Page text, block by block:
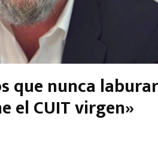
que nunca
el CUIT virgen»